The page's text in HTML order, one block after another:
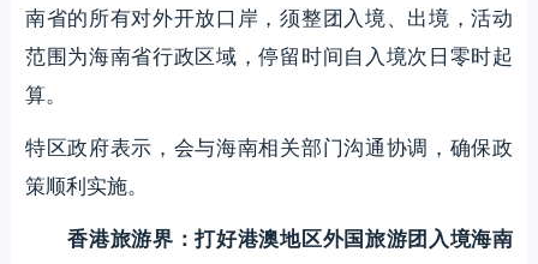
南省的所有对外开放口岸，须整团入境、出境，活动
范围为海南省行政区域，停留时间自入境次日零时起
算。
特区政府表示，会与海南相关部门沟通协调，确保政
策顺利实施。
香港旅游界：打好港澳地区外国旅游团入境海南